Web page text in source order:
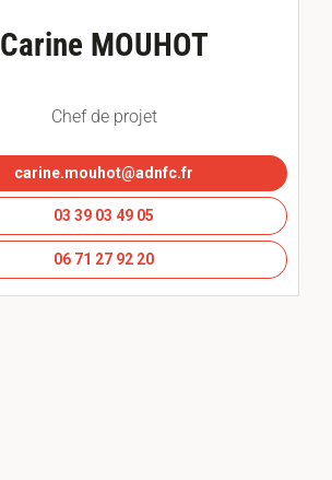
Carine MOUHOT
Chef de projet
carine.mouhot@adnfc.fr
03 39 03 49 05
06 71 27 92 20